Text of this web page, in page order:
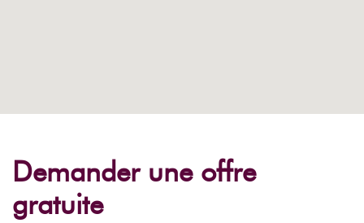
Demander une offre
gratuite